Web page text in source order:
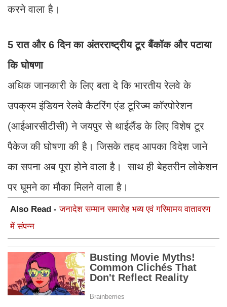
करने वाला है।
5 रात और 6 दिन का अंतरराष्ट्रीय टूर बैंकॉक और पटाया
कि घोषणा
अधिक जानकारी के लिए बता दे कि भारतीय रेलवे के
उपक्रम इंडियन रेलवे कैटरिंग एंड टूरिज्म कॉरपोरेशन
(आईआरसीटीसी) ने जयपुर से थाईलैंड के लिए विशेष टूर
पैकेज की घोषणा की है। जिसके तहद आपका विदेश जाने
का सपना अब पूरा होने वाला है। साथ ही बेहतरीन लोकेशन
पर घूमने का मौका मिलने वाला है।
Also Read -जनादेश सम्मान समारोह भव्य एवं गरिमामय वातावरण
में संपन्न